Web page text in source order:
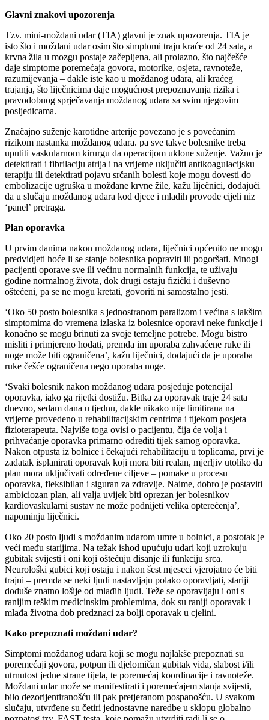
Glavni znakovi upozorenja
Tzv. mini-moždani udar (TIA) glavni je znak upozorenja. TIA je
isto što i moždani udar osim što simptomi traju kraće od 24 sata, a
krvna žila u mozgu postaje začepljena, ali prolazno, što najčešće
daje simptome poremećaja govora, motorike, osjeta, ravnoteže,
razumijevanja – dakle iste kao u moždanog udara, ali kraćeg
trajanja, što liječnicima daje mogućnost prepoznavanja rizika i
pravodobnog sprječavanja moždanog udara sa svim njegovim
posljedicama.
Značajno suženje karotidne arterije povezano je s povećanim
rizikom nastanka moždanog udara. pa sve takve bolesnike treba
uputiti vaskularnom kirurgu da operacijom uklone suženje. Važno je
detektirati i fibrilaciju atrija i na vrijeme uključiti antikoagulacijsku
terapiju ili detektirati pojavu srčanih bolesti koje mogu dovesti do
embolizacije ugruška u moždane krvne žile, kažu liječnici, dodajući
da u slučaju moždanog udara kod djece i mladih provode cijeli niz
‘panel’ pretraga.
Plan oporavka
U prvim danima nakon moždanog udara, liječnici općenito ne mogu
predvidjeti hoće li se stanje bolesnika popraviti ili pogoršati. Mnogi
pacijenti oporave sve ili većinu normalnih funkcija, te uživaju
godine normalnog života, dok drugi ostaju fizički i duševno
oštećeni, pa se ne mogu kretati, govoriti ni samostalno jesti.
‘Oko 50 posto bolesnika s jednostranom paralizom i većina s lakšim
simptomima do vremena izlaska iz bolesnice oporavi neke funkcije i
konačno se mogu brinuti za svoje temeljne potrebe. Mogu bistro
misliti i primjereno hodati, premda im uporaba zahvaćene ruke ili
noge može biti ograničena’, kažu liječnici, dodajući da je uporaba
ruke češće ograničena nego uporaba noge.
‘Svaki bolesnik nakon moždanog udara posjeduje potencijal
oporavka, iako ga rijetki dostižu. Bitka za oporavak traje 24 sata
dnevno, sedam dana u tjednu, dakle nikako nije limitirana na
vrijeme provedeno u rehabilitacijskim centrima i tijekom posjeta
fizioterapeuta. Najviše toga ovisi o pacijentu, čija će volja i
prihvaćanje oporavka primarno odrediti tijek samog oporavka.
Nakon otpusta iz bolnice i čekajući rehabilitaciju u toplicama, prvi je
zadatak isplanirati oporavak koji mora biti realan, mjerljiv utoliko da
plan mora uključivati određene ciljeve – pomake u procesu
oporavka, fleksibilan i siguran za zdravlje. Naime, dobro je postaviti
ambiciozan plan, ali valja uvijek biti oprezan jer bolesnikov
kardiovaskularni sustav ne može podnijeti velika opterećenja’,
napominju liječnici.
Oko 20 posto ljudi s moždanim udarom umre u bolnici, a postotak je
veći među starijima. Na težak ishod upućuju udari koji uzrokuju
gubitak svijesti i oni koji oštećuju disanje ili funkciju srca.
Neurološki gubici koji ostaju i nakon šest mjeseci vjerojatno će biti
trajni – premda se neki ljudi nastavljaju polako oporavljati, stariji
doduše znatno lošije od mlađih ljudi. Teže se oporavljaju i oni s
ranijim teškim medicinskim problemima, dok su raniji oporavak i
mlađa životna dob predznaci za bolji oporavak u cjelini.
Kako prepoznati moždani udar?
Simptomi moždanog udara koji se mogu najlakše prepoznati su
poremećaji govora, potpun ili djelomičan gubitak vida, slabost i/ili
utrnutost jedne strane tijela, te poremećaj koordinacije i ravnoteže.
Moždani udar može se manifestirati i poremećajem stanja svijesti,
bilo dezorijentiranošću ili pak pretjeranom pospanošću. U svakom
slučaju, utvrđene su četiri jednostavne naredbe u sklopu globalno